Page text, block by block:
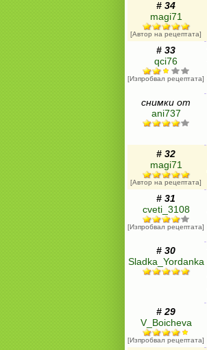
# 34
magi71
[Автор на рецептата]
# 33
qci76
[Изпробвал рецептата]
снимки от
ani737
# 32
magi71
[Автор на рецептата]
# 31
cveti_3108
[Изпробвал рецептата]
# 30
Sladka_Yordanka
# 29
V_Boicheva
[Изпробвал рецептата]